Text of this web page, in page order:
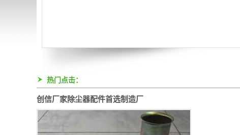
热门点击：
创信厂家除尘器配件首选制造厂